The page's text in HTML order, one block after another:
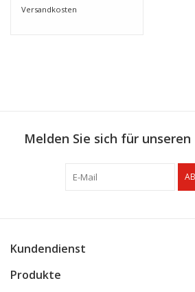
Versandkosten
Melden Sie sich für
Kundendienst
Produkte